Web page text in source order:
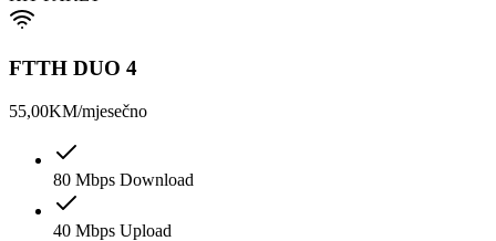
FTTH DUO 4
55,00KM/mjesečno
80 Mbps Download
40 Mbps Upload